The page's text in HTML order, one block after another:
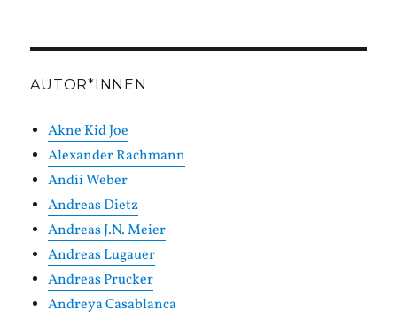
AUTOR*INNEN
Akne Kid Joe
Alexander Rachmann
Andii Weber
Andreas Dietz
Andreas J.N. Meier
Andreas Lugauer
Andreas Prucker
Andreya Casablanca